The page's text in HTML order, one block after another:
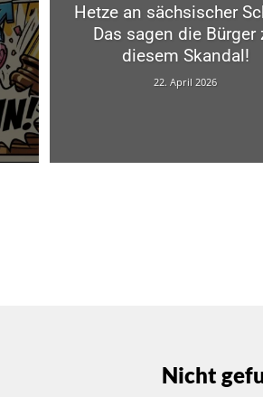
Hetze an sächsischer
Das sagen die Bürger
diesem Skandal!
22. April 2026
Nicht